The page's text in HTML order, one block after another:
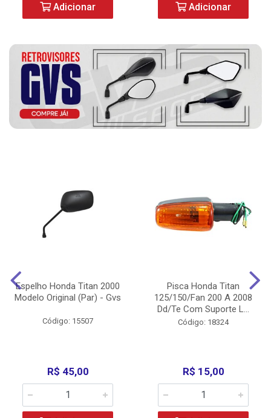
Adicionar Adicionar
Espelho Honda Titan 2000
Modelo Original (Par) - Gvs
Código: 15507
R$ 45,00
Pisca Honda Titan
125/150/Fan 200 A 2008
Dd/Te Com Suporte L...
Código: 18324
R$ 15,00